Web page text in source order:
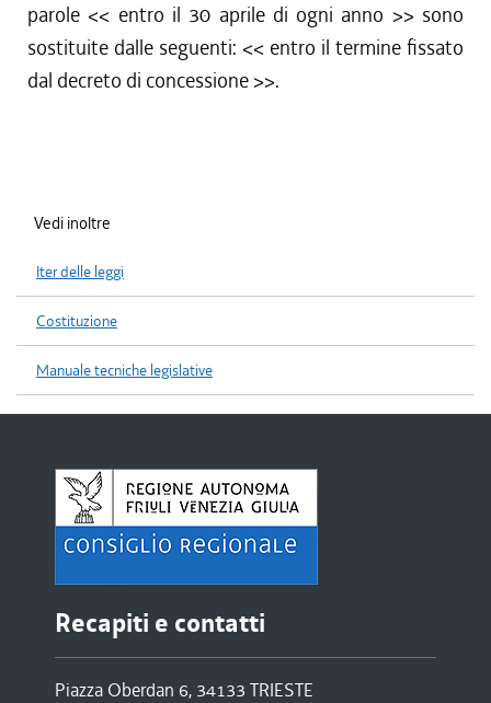
parole << entro il 30 aprile di ogni anno >> sono
sostituite dalle seguenti: << entro il termine fissato
dal decreto di concessione>>.
Vedi inoltre
Iter delle leggi
Costituzione
Manuale tecniche legislative
Recapiti e contatti
Piazza Oberdan 6, 34133 TRIESTE